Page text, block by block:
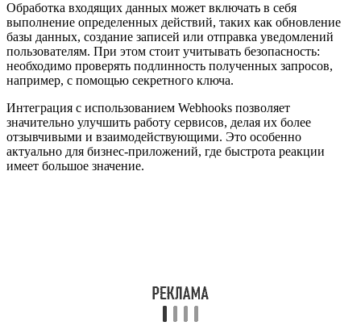
Обработка входящих данных может включать в себя
выполнение определенных действий, таких как обновление
базы данных, создание записей или отправка уведомлений
пользователям. При этом стоит учитывать безопасность:
необходимо проверять подлинность полученных запросов,
например, с помощью секретного ключа.
Интеграция с использованием Webhooks позволяет
значительно улучшить работу сервисов, делая их более
отзывчивыми и взаимодействующими. Это особенно
актуально для бизнес-приложений, где быстрота реакции
имеет большое значение.